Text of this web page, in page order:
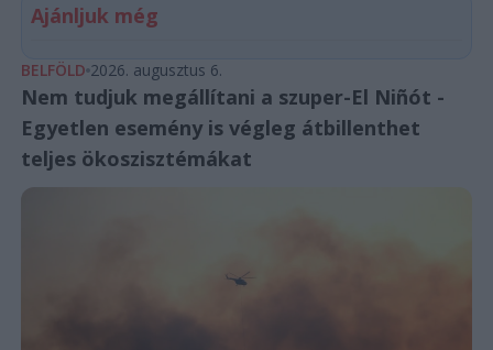
Ajánljuk még
BELFÖLD 2026. augusztus 6.
Nem tudjuk megállítani a szuper-El Niñót -
Egyetlen esemény is végleg átbillenthet
teljes ökoszisztémákat